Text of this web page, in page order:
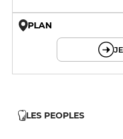
PLAN
LES PEOPLES